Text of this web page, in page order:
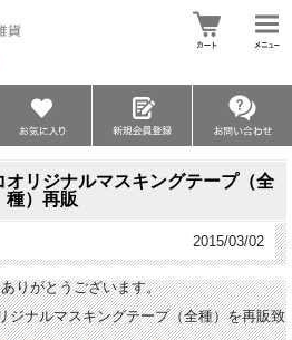
オリジナルマスキングテープ（全
種）再販
2015/03/02
りがとうございます。
ジナルマスキングテープ（全種）を再販致